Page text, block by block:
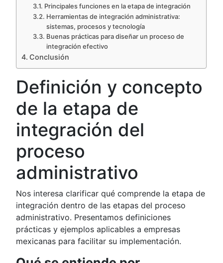
Principales funciones en la etapa de integración
Herramientas de integración administrativa:
sistemas, procesos y tecnología
Buenas prácticas para diseñar un proceso de
integración efectivo
Conclusión
Definición y concepto
de la etapa de
integración del
proceso
administrativo
Nos interesa clarificar qué comprende la etapa de
integración dentro de las etapas del proceso
administrativo. Presentamos definiciones
prácticas y ejemplos aplicables a empresas
mexicanas para facilitar su implementación.